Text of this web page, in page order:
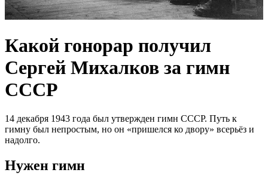
Какой гонорар получил
Сергей Михалков за гимн
СССР
14 декабря 1943 года был утвержден гимн СССР. Путь к
гимну был непростым, но он «пришелся ко двору» всерьёз и
надолго.
Нужен гимн